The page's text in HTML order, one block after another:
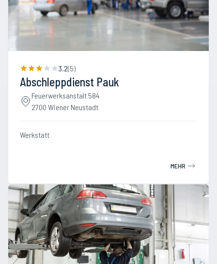
3.2(5)
Abschleppdienst Pauk
Feuerwerksanstalt 584
2700 Wiener Neustadt
Werkstatt
MEHR